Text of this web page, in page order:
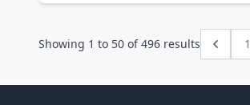
Showing 1 to 50 of496 results 1